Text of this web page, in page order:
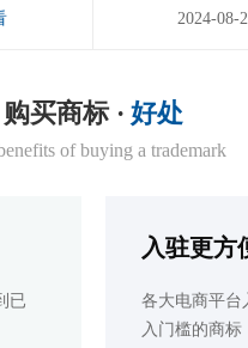
2024-08-
购买商标 · 好处
of buying a trademark
已
入驻更方
各大电商平台
入门槛的商标